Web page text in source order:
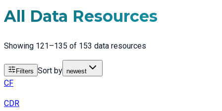
All Data Resources
Showing 121–135 of 153 data resources
Filters Sort by newest
CF
CDR